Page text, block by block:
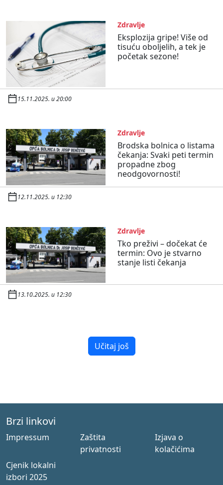
Zdravlje
Eksplozija gripe! Više od
tisuću oboljelih, a tek je
početak sezone!
15.11.2025. u 20:00
Zdravlje
Brodska bolnica o listama
čekanja: Svaki peti termin
propadne zbog
neodgovornosti!
12.11.2025. u 12:30
Zdravlje
Tko preživi – dočekat će
termin: Ovo je stvarno
stanje listi čekanja
13.10.2025. u 12:30
Učitaj još
Brzi linkovi
Impressum
Zaštita
privatnosti
Izjava o
kolačićima
Cjenik lokalni
izbori 2025